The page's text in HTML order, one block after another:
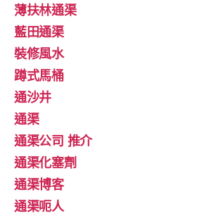
薄扶林通渠
藍田通渠
裝修風水
蹲式馬桶
通沙井
通渠
通渠公司 推介
通渠化塞劑
通渠博客
通渠呃人